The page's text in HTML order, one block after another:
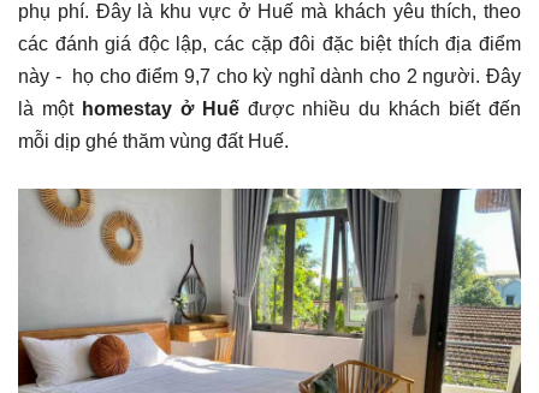
phụ phí. Đây là khu vực ở Huế mà khách yêu thích, theo
các đánh giá độc lập, các cặp đôi đặc biệt thích địa điểm
này - họ cho điểm 9,7 cho kỳ nghỉ dành cho 2 người. Đây
là một homestay ở Huế được nhiều du khách biết đến
mỗi dịp ghé thăm vùng đất Huế.